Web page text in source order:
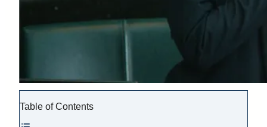
Table of Contents